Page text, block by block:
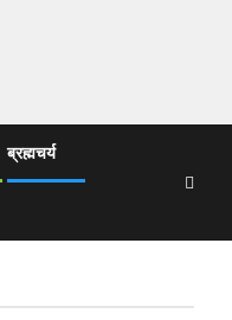
ब्रह्मचर्य